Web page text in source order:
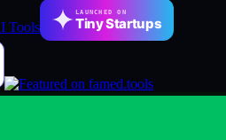
Tools
LAUNCHED ON
Tiny Startups